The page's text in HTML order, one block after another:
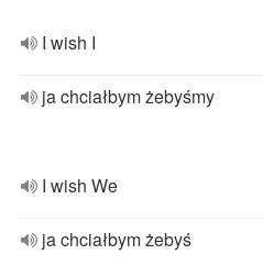
I wish I
ja chciałbym żebyśmy
I wish We
ja chciałbym żebyś